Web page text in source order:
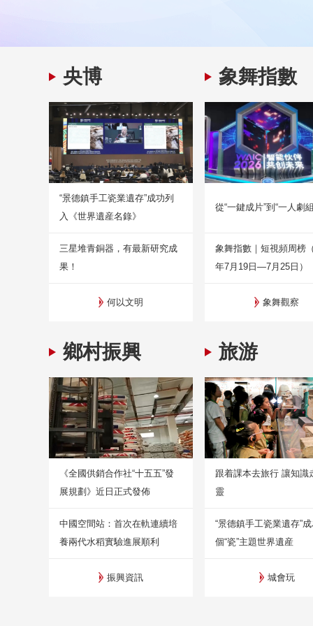
央博
“景德鎮手工瓷業遺存”成功列
入《世界遺産名錄》
三星堆青銅器，有最新研究成
果！
何以文明
象舞指數
從“一鍵成片”到“一人劇
象舞指數｜短視頻周榜
年7月19日—7月25日）
象舞觀察
鄉村振興
《全國供銷合作社“十五五”發
展規劃》近日正式發佈
中國空間站：首次在軌連續培
養兩代水稻實驗進展順利
振興資訊
旅游
跟着課本去旅行 讓知識
靈
“景德鎮手工瓷業遺存”
個“瓷”主題世界遺産
城會玩